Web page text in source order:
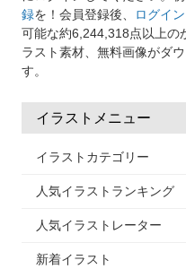
録を！会員登録後、 ログイン
可能な約6,244,318点以上の
ラスト素材、無料画像がダ
す。
イラストメニュー
イラストカテゴリー
人気イラストランキング
人気イラストレーター
新着イラスト